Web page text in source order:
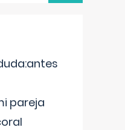
pareja